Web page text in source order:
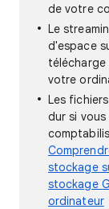
de votre
Le
d'espace
votre
Les
dur si vous
stockage
stockage
ordinateur